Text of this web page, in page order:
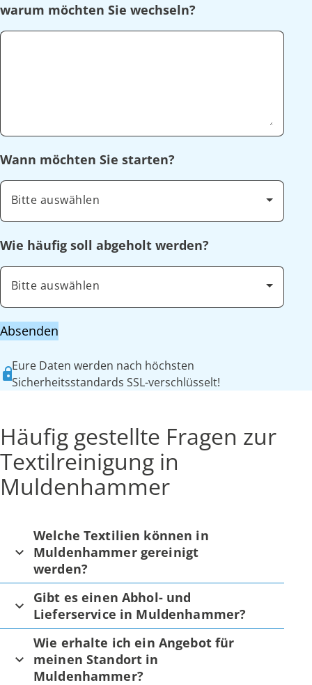
warum möchten Sie wechseln?
Wann möchten Sie starten?
Bitte auswählen
Wie häufig soll abgeholt werden?
Bitte auswählen
Absenden
Eure Daten werden nach höchsten
Sicherheitsstandards SSL-verschlüsselt!
Häufig gestellte Fragen zur
Textilreinigung in
Muldenhammer
Welche Textilien können in
Muldenhammer gereinigt
werden?
Gibt es einen Abhol- und
Lieferservice in Muldenhammer?
Wie erhalte ich ein Angebot für
meinen Standort in
Muldenhammer?